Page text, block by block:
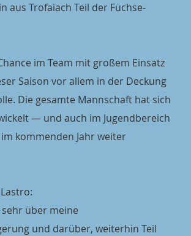
aus Trofaiach Teil der Füchse-
im Team mit großem Einsatz
Saison vor allem in der Deckung
Die gesamte Mannschaft hat sich
— und auch im Jugendbereich
kommenden Jahr weiter
über meine
und darüber, weiterhin Teil